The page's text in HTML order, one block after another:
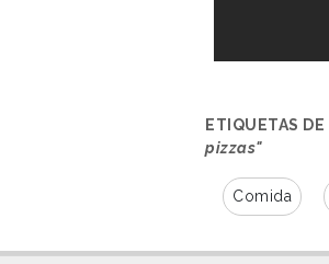
ETIQUETAS DE
pizzas"
Comida